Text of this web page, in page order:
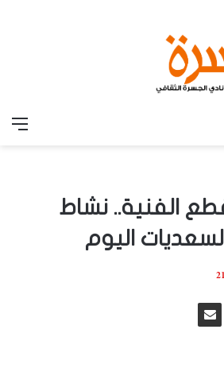
الفنية.. نشاط
اليوم